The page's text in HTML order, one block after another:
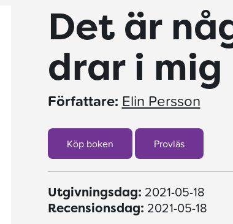
Det är
drar i mig
Författare: Elin Persson
Köp boken Provläs
Utgivningsdag: 2021-05-18
Recensionsdag: 2021-05-18